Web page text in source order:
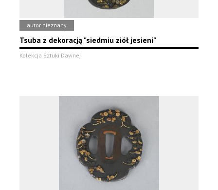
autor nieznany
Tsuba z dekoracją "siedmiu ziół jesieni"
Kolekcja Sztuki Dawnej